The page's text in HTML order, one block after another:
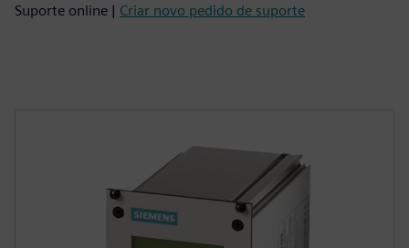
Suporte online | Criar novo pedido de suporte